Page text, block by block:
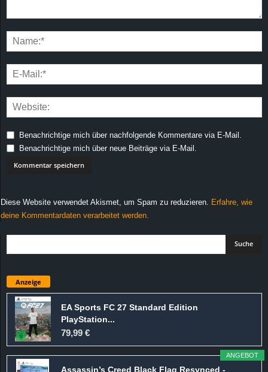
Benachrichtige mich über nachfolgende Kommentare via E-Mail.
Benachrichtige mich über neue Beiträge via E-Mail.
Diese Website verwendet Akismet, um Spam zu reduzieren.
Erfahre, wie
deine Kommentardaten verarbeitet werden.
Anzeige
EA Sports FC 27 Standard Edition
PlayStation...
79,99 €
ANGEBOT
Assassin’s Creed Black Flag Resynced -